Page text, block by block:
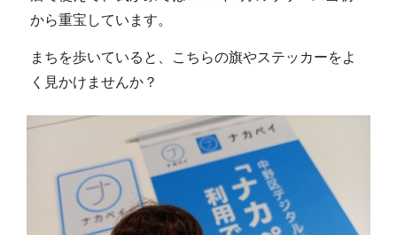
から重宝しています。
まちを歩いていると、こちらの旗やステッカーをよ
く見かけませんか？